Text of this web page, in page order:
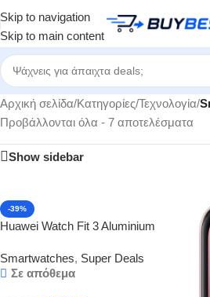
Skip to navigation
Skip to main content
Αρχική σελίδα/Κατηγορίες/Τεχνολογία/
Προβάλλονται όλα - 7 αποτελέσματα
Show sidebar
-39%
Huawei Watch Fit 3 Aluminium
Παλμογράφο (Μαύρο) Ελληνικό
Μενού με 2 Χρόνια εγγύηση
Smartwatches, Super Deals
Σε απόθεμα